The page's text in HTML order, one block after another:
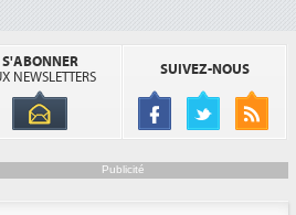
S'ABONNER
NEWSLETTERS
SUIVEZ-NOUS
Publicité